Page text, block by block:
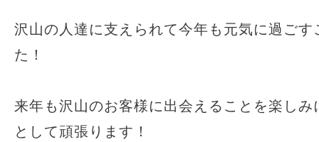
沢山の人達に支えられて今年も元気に過ごす
た！
来年も沢山のお客様に出会えることを楽し
として頑張ります！